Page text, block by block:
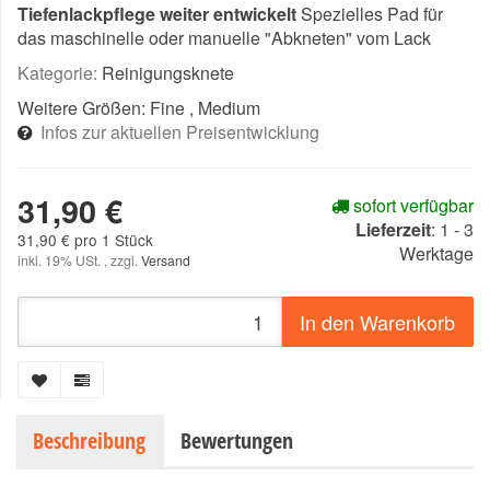
Tiefenlackpflege weiter entwickeltSpezielles Pad für
das maschinelle oder manuelle "Abkneten" vom Lack
Kategorie: Reinigungsknete
Weitere Größen: Fine , Medium
Infos zur aktuellen Preisentwicklung
31,90 €
31,90 € pro 1 Stück
inkl. 19% USt. , zzgl. Versand
sofort verfügbar
Lieferzeit: 1 - 3
Werktage
In den Warenkorb
Beschreibung Bewertungen